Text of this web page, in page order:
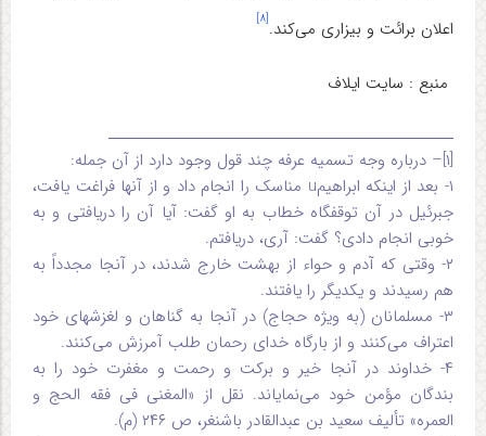
اعلان برائت و بیزاری می‌کند.[۸]
منبع : سایت ایلاف
ـــــــــــــــــــــــــــــــــــــــــــــــــــــ
[۱] – درباره وجه تسمیه عرفه چند قول وجود دارد از آن جمله:
۱- بعد از اینکه ابراهیمu مناسک را انجام داد و از آنها فراغت یافت،
جبرئیل در آن توقفگاه خطاب به او گفت: آیا آن را دریافتی و به
خوبی انجام دادی؟ گفت: آری، دریافتم.
۲- وقتی که آدم و حواء از بهشت خارج شدند، در آنجا مجدداً به
هم رسیدند و یکدیگر را یافتند.
۳- مسلمانان (به ویژه حجاج) در آنجا به گناهان و لغزشهای خود
اعتراف می‌کنند و از بارگاه خدای رحمان طلب آمرزش می‌کنند.
۴- خداوند در آنجا خیر و برکت و رحمت و مغفرت خود را به
بندگان مؤمن خود می‌نمایاند. نقل از «المغنی فی فقه الحج و
العمره» تألیف سعید بن عبدالقادر باشنغر، ص ۲۴۶ (م).